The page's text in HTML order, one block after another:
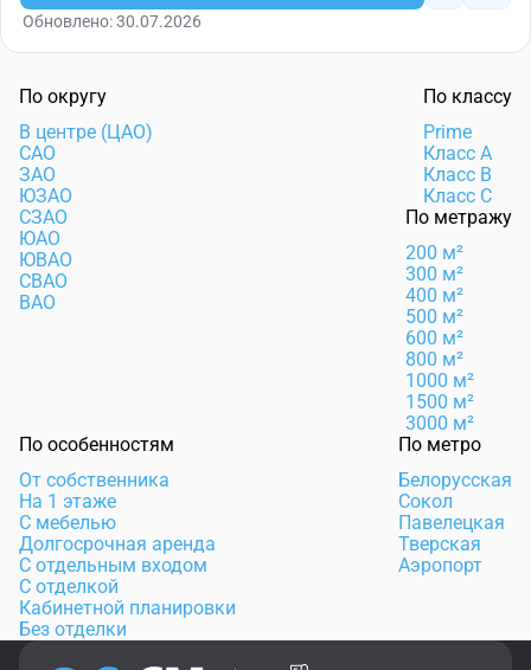
Обновлено: 30.07.2026
По округу
В центре (ЦАО)
САО
ЗАО
ЮЗАО
СЗАО
ЮАО
ЮВАО
СВАО
ВАО
По классу
Prime
Класс А
Класс B
Класс C
По метражу
200 м²
300 м²
400 м²
500 м²
600 м²
800 м²
1000 м²
1500 м²
3000 м²
По особенностям
От собственника
На 1 этаже
С мебелью
Долгосрочная аренда
С отдельным входом
С отделкой
Кабинетной планировки
Без отделки
По метро
Белорусская
Сокол
Павелецкая
Тверская
Аэропорт